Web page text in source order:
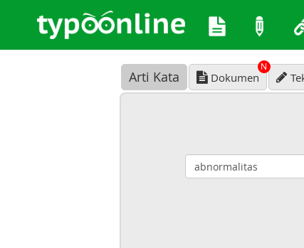
Arti Kata Dokumen
N